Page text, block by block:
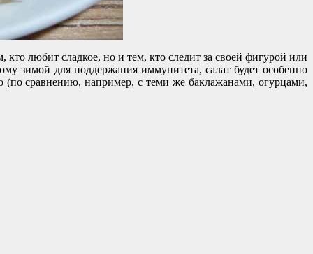
любит сладкое, но и тем, кто следит за своей фигурой или
зимой для поддержания иммунитета, салат будет особенно
(по сравнению, например, с теми же баклажанами, огурцами,